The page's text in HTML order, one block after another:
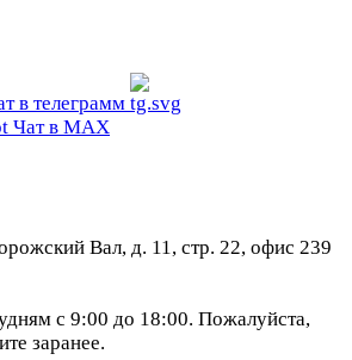
в телеграмм
Чат в МАХ
Вал, д. 11, стр. 22, офис 239
с 9:00 до 18:00. Пожалуйста,
заранее.